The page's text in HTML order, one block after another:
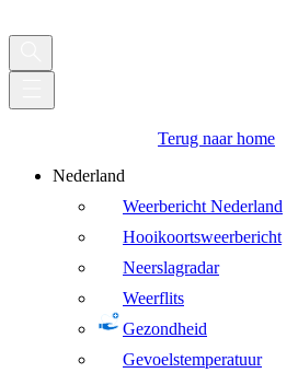
Terug naar home
Nederland
Weerbericht Nederland
Hooikoortsweerbericht
Neerslagradar
Weerflits
Gezondheid
Gevoelstemperatuur